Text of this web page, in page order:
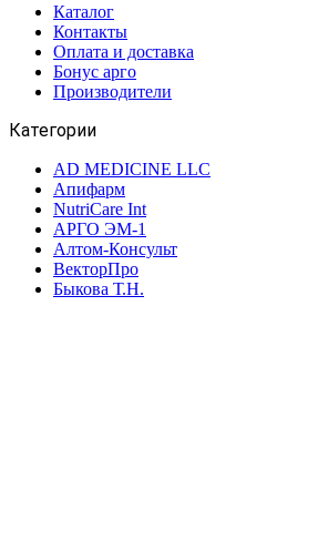
Каталог
Контакты
Оплата и доставка
Бонус арго
Производители
Категории
AD MEDICINE LLC
Апифарм
NutriCare Int
АРГО ЭМ-1
Алтом-Консульт
ВекторПро
Быкова Т.Н.